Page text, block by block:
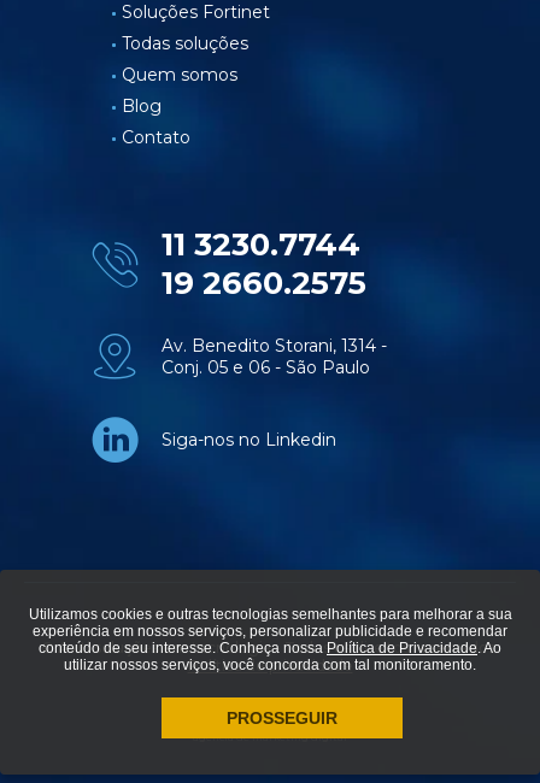
Soluções Fortinet
Todas soluções
Quem somos
Blog
Contato
11 3230.7744
19 2660.2575
Av. Benedito Storani, 1314 -
Conj. 05 e 06 - São Paulo
Siga-nos no Linkedin
© Aviti soluções em tecnologia - Todos os direitos reservados.
Política de privacidade
agência de marketing digital
Utilizamos cookies e outras tecnologias semelhantes para melhorar a sua
experiência em nossos serviços, personalizar publicidade e recomendar
conteúdo de seu interesse. Conheça nossa Política de Privacidade. Ao
utilizar nossos serviços, você concorda com tal monitoramento.
PROSSEGUIR